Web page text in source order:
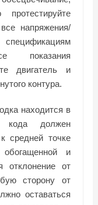
напряжения/
спецификациям
показания
двигатель и
контура.
находится в
кода должен
средней точке
и
отклонение от
сторону от
оставаться